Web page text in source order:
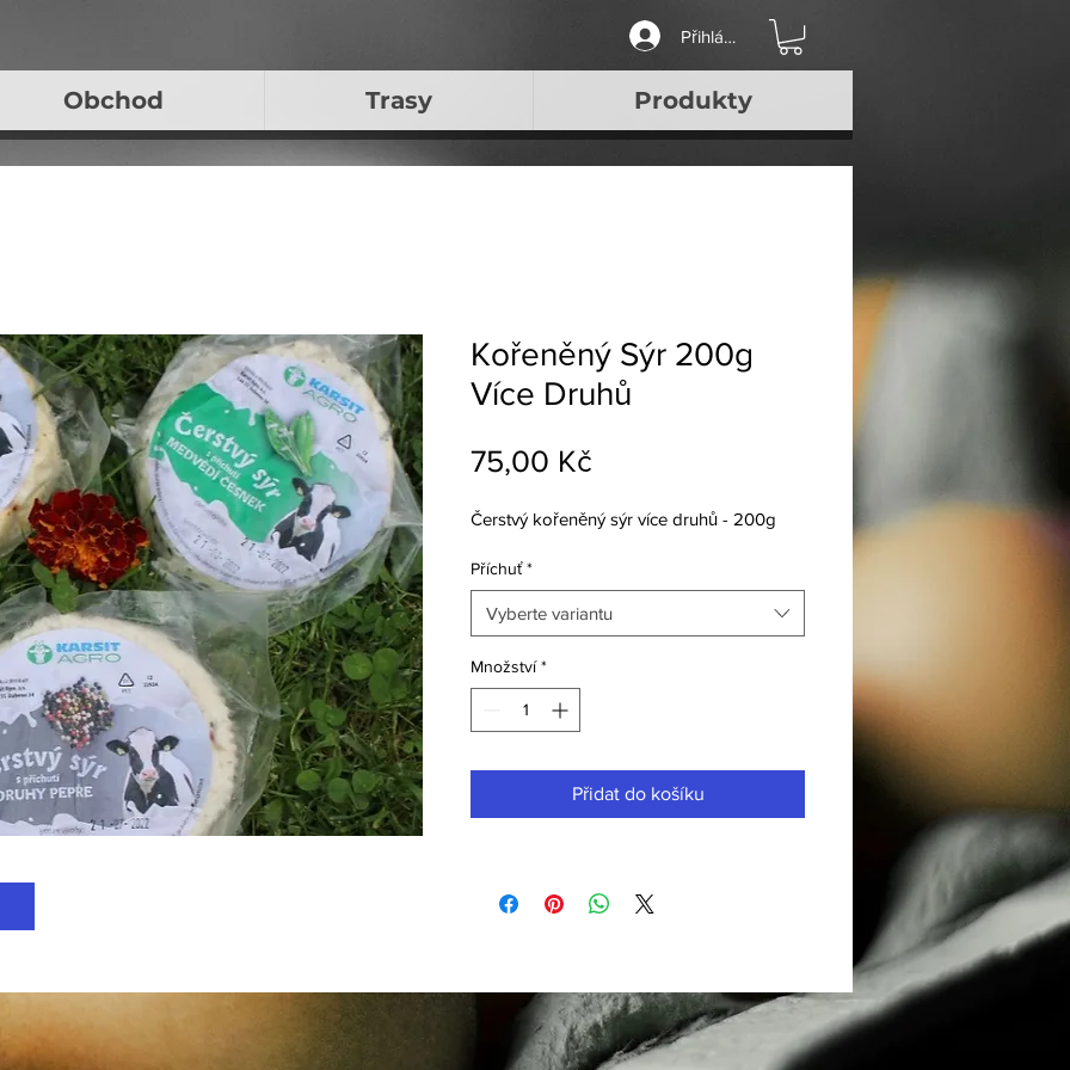
Přihlásit se
Obchod Trasy Produkty
Kořeněný Sýr 200g
Více Druhů
75,00 Kč
Čerstvý kořeněný sýr více druhů - 200g
Příchuť *
Vyberte variantu
Množství *
Přidat do košíku